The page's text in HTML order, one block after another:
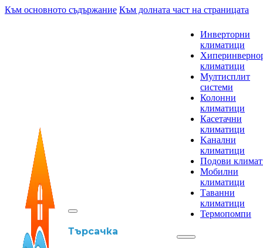
Към основното съдържание Към долната част на страницата
Търсачка
Инверторни
климатици
климатици
Мултисплит
системи
Колонни
климатици
Касетачни
климатици
Kанални
климатици
Подови
Мобилни
климатици
Таванни
климатици
Термопомпи